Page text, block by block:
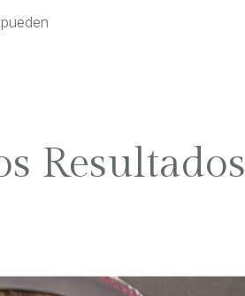
Resultados